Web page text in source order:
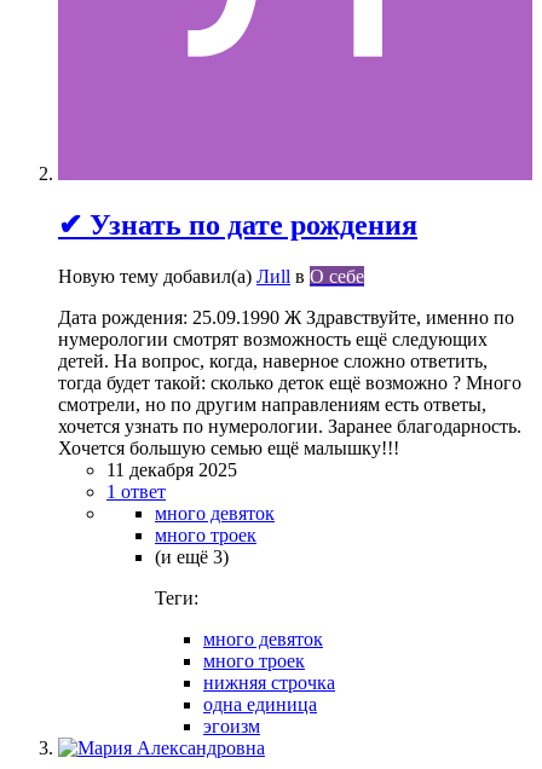
✔ Узнать по дате рождения
Новую тему добавил(а) Лиll в О себе
Дата рождения: 25.09.1990 Ж Здравствуйте, именно по
нумерологии смотрят возможность ещё следующих
детей. На вопрос, когда, наверное сложно ответить,
тогда будет такой: сколько деток ещё возможно ? Много
смотрели, но по другим направлениям есть ответы,
хочется узнать по нумерологии. Заранее благодарность.
Хочется большую семью ещё малышку!!!
11 декабря 2025
1 ответ
много девяток
много троек
(и ещё 3)
Теги:
много девяток
много троек
нижняя строчка
одна единица
эгоизм